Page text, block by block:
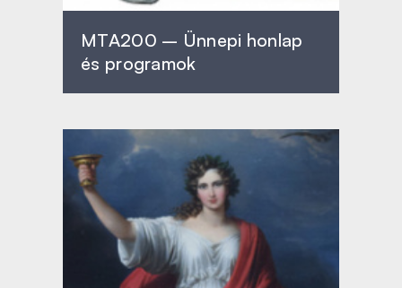
MTA200 – Ünnepi honlap
és programok